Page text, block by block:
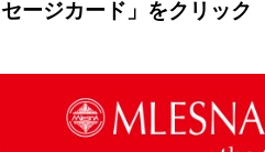
ージカード」をクリック